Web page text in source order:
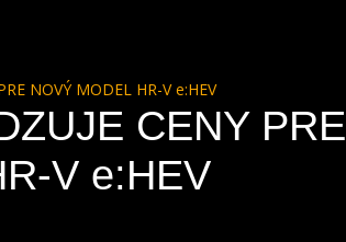
NOVÝ MODEL HR-V e:HEV
CENY PRE
V e:HEV